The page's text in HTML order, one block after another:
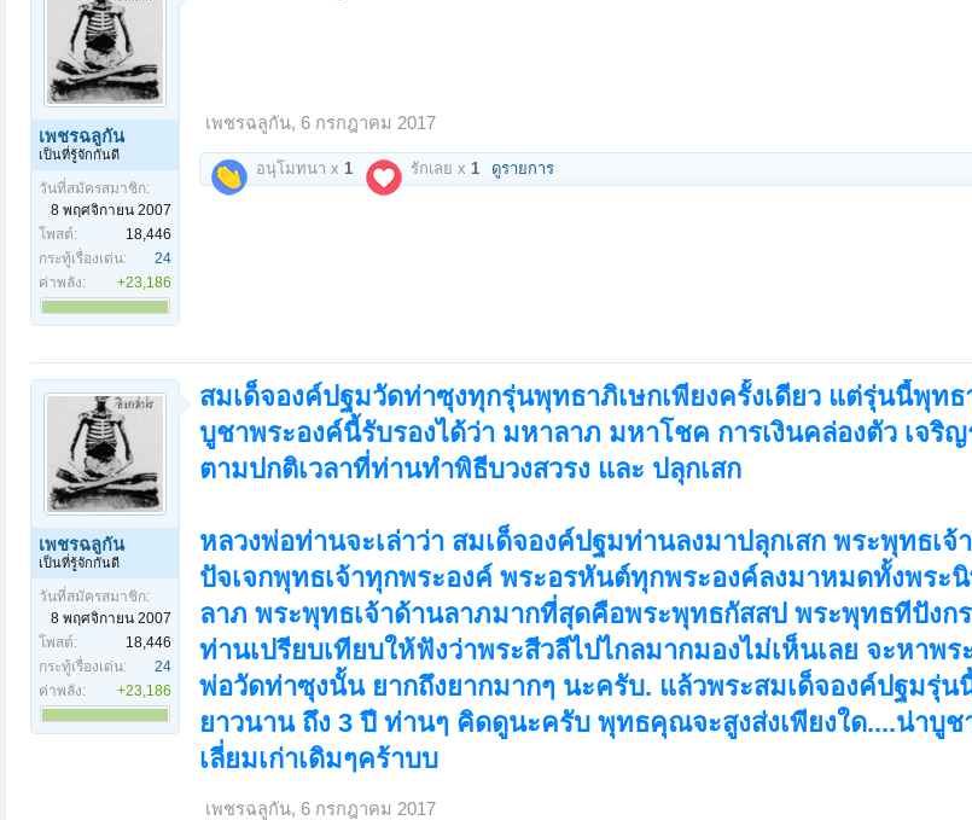
เพชรฉลูกัน
เป็นที่รู้จักกันดี
วันที่สมัครสมาชิก:
8 พฤศจิกายน 2007
โพสต์:
18,446
กระทู้เรื่องเด่น:
24
ค่าพลัง:
+23,186
เพชรฉลูกัน, 6 กรกฎาคม 2017
อนุโมทนา x 1 รักเลย x 1 ดูรายการ
เพชรฉลูกัน
เป็นที่รู้จักกันดี
วันที่สมัครสมาชิก:
8 พฤศจิกายน 2007
โพสต์:
18,446
กระทู้เรื่องเด่น:
24
ค่าพลัง:
+23,186
สมเด็จองค์ปฐมวัดท่าซุงทุกรุ่นพุทธาภิเษกเพียงครั้งเดียว แต่รุ่นนี้พุทธ
บูชาพระองค์นี้รับรองได้ว่า มหาลาภ มหาโชค การเงินคล่องตัว เจริญ
ตามปกติเวลาที่ท่านทำพิธีบวงสวรง และ ปลุกเสก
หลวงพ่อท่านจะเล่าว่า สมเด็จองค์ปฐมท่านลงมาปลุกเสก พระพุทธเจ้
ปัจเจกพุทธเจ้าทุกพระองค์ พระอรหันต์ทุกพระองค์ลงมาหมดทั้งพระ
ลาภ พระพุทธเจ้าด้านลาภมากที่สุดคือพระพุทธกัสสป พระพุทธทีปังก
ท่านเปรียบเทียบให้ฟังว่าพระสีวลีไปไกลมากมองไม่เห็นเลย จะหาพร
พ่อวัดท่าซุงนั้น ยากถึงยากมากๆ นะครับ. แล้วพระสมเด็จองค์ปฐมรุ่น
ยาวนาน ถึง 3 ปี ท่านๆ คิดดูนะครับ พุทธคุณจะสูงส่งเพียงใด....น่าบูช
เลี่ยมเก่าเดิมๆคร้าบบ
เพชรฉลูกัน, 6 กรกฎาคม 2017